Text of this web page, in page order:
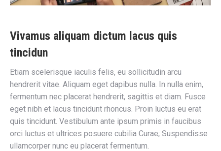
Vivamus aliquam dictum lacus quis
tincidun
Etiam scelerisque iaculis felis, eu sollicitudin arcu
hendrerit vitae. Aliquam eget dapibus nulla. In nulla enim,
fermentum nec placerat hendrerit, sagittis et diam. Fusce
eget nibh et lacus tincidunt rhoncus. Proin luctus eu erat
quis tincidunt. Vestibulum ante ipsum primis in faucibus
orci luctus et ultrices posuere cubilia Curae; Suspendisse
ullamcorper nunc eu placerat fermentum.